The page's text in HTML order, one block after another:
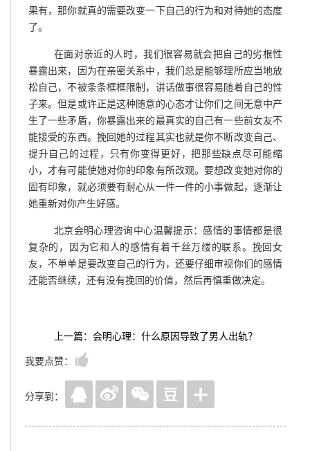
果有，那你就真的需要改变一下自己的行为和对待她的态度
了。
在面对亲近的人时，我们很容易就会把自己的劣根性
暴露出来，因为在亲密关系中，我们总是能够理所应当地放
松自己，不被条条框框限制，讲话做事很容易随着自己的性
子来。但是或许正是这种随意的心态才让你们之间无意中产
生了一些矛盾，你暴露出来的最真实的自己有一些前女友不
能接受的东西。挽回她的过程其实也就是你不断改变自己、
提升自己的过程，只有你变得更好，把那些缺点尽可能缩
小，才有可能使她对你的印象有所改观。要想改变她对你的
固有印象，就必须要有耐心从一件一件的小事做起，逐渐让
她重新对你产生好感。
北京会明心理咨询中心温馨提示：感情的事情都是很
复杂的，因为它和人的感情有着千丝万缕的联系。挽回女
友，不单单是要改变自己的行为，还要仔细审视你们的感情
还能否继续，还有没有挽回的价值，然后再慎重做决定。
上一篇：会明心理：什么原因导致了男人出轨？
我要点赞：
分享到：